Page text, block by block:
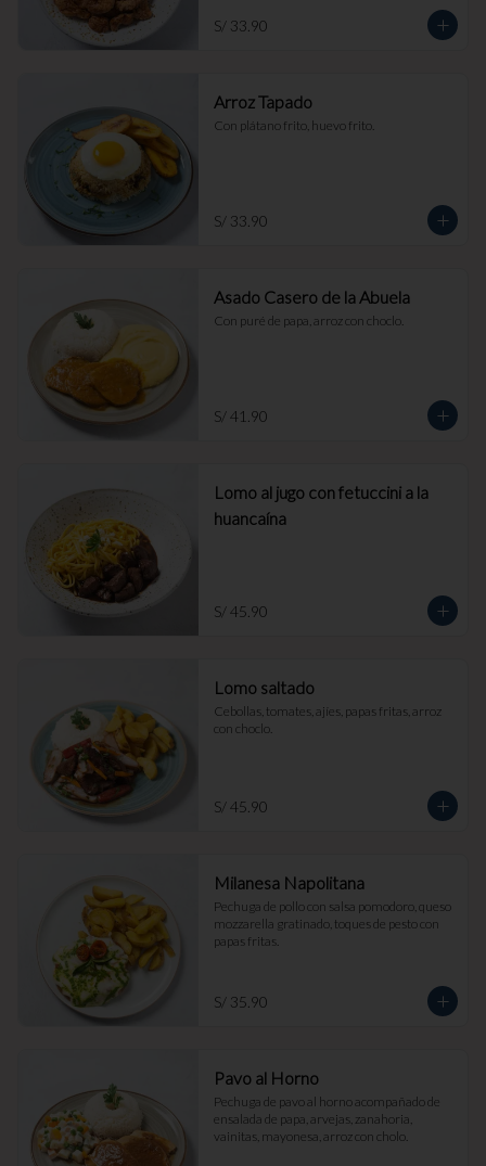
S/ 33.90
Arroz Tapado
Con plátano frito, huevo frito.
S/ 33.90
Asado Casero de la Abuela
Con puré de papa, arroz con choclo.
S/ 41.90
Lomo al jugo con fetuccini a la
huancaína
S/ 45.90
Lomo saltado
Cebollas, tomates, ajíes, papas fritas, arroz
con choclo.
S/ 45.90
Milanesa Napolitana
Pechuga de pollo con salsa pomodoro, queso
mozzarella gratinado, toques de pesto con
papas fritas.
S/ 35.90
Pavo al Horno
Pechuga de pavo al horno acompañado de
ensalada de papa, arvejas, zanahoria,
vainitas, mayonesa, arroz con cholo.